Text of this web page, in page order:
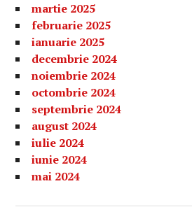
martie 2025
februarie 2025
ianuarie 2025
decembrie 2024
noiembrie 2024
octombrie 2024
septembrie 2024
august 2024
iulie 2024
iunie 2024
mai 2024